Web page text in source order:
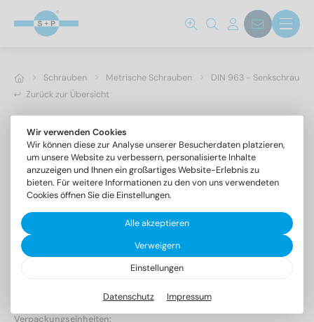
Schrauben Metrische Schrauben
DIN 963 -
Zurück zur Übersicht
DIN 963 A4 M 3,5X50
Senkschrauben mit Schlitz
Verpackungseinheiten:
Wir verwenden Cookies
Wir können diese zur Analyse unserer Besucherdaten platzieren,
um unsere Website zu verbessern, personalisierte Inhalte
anzuzeigen und Ihnen ein großartiges Website-Erlebnis zu
bieten. Für weitere Informationen zu den von uns verwendeten
Cookies öffnen Sie die Einstellungen.
Alle akzeptieren
Verweigern
Einstellungen
Datenschutz Impressum